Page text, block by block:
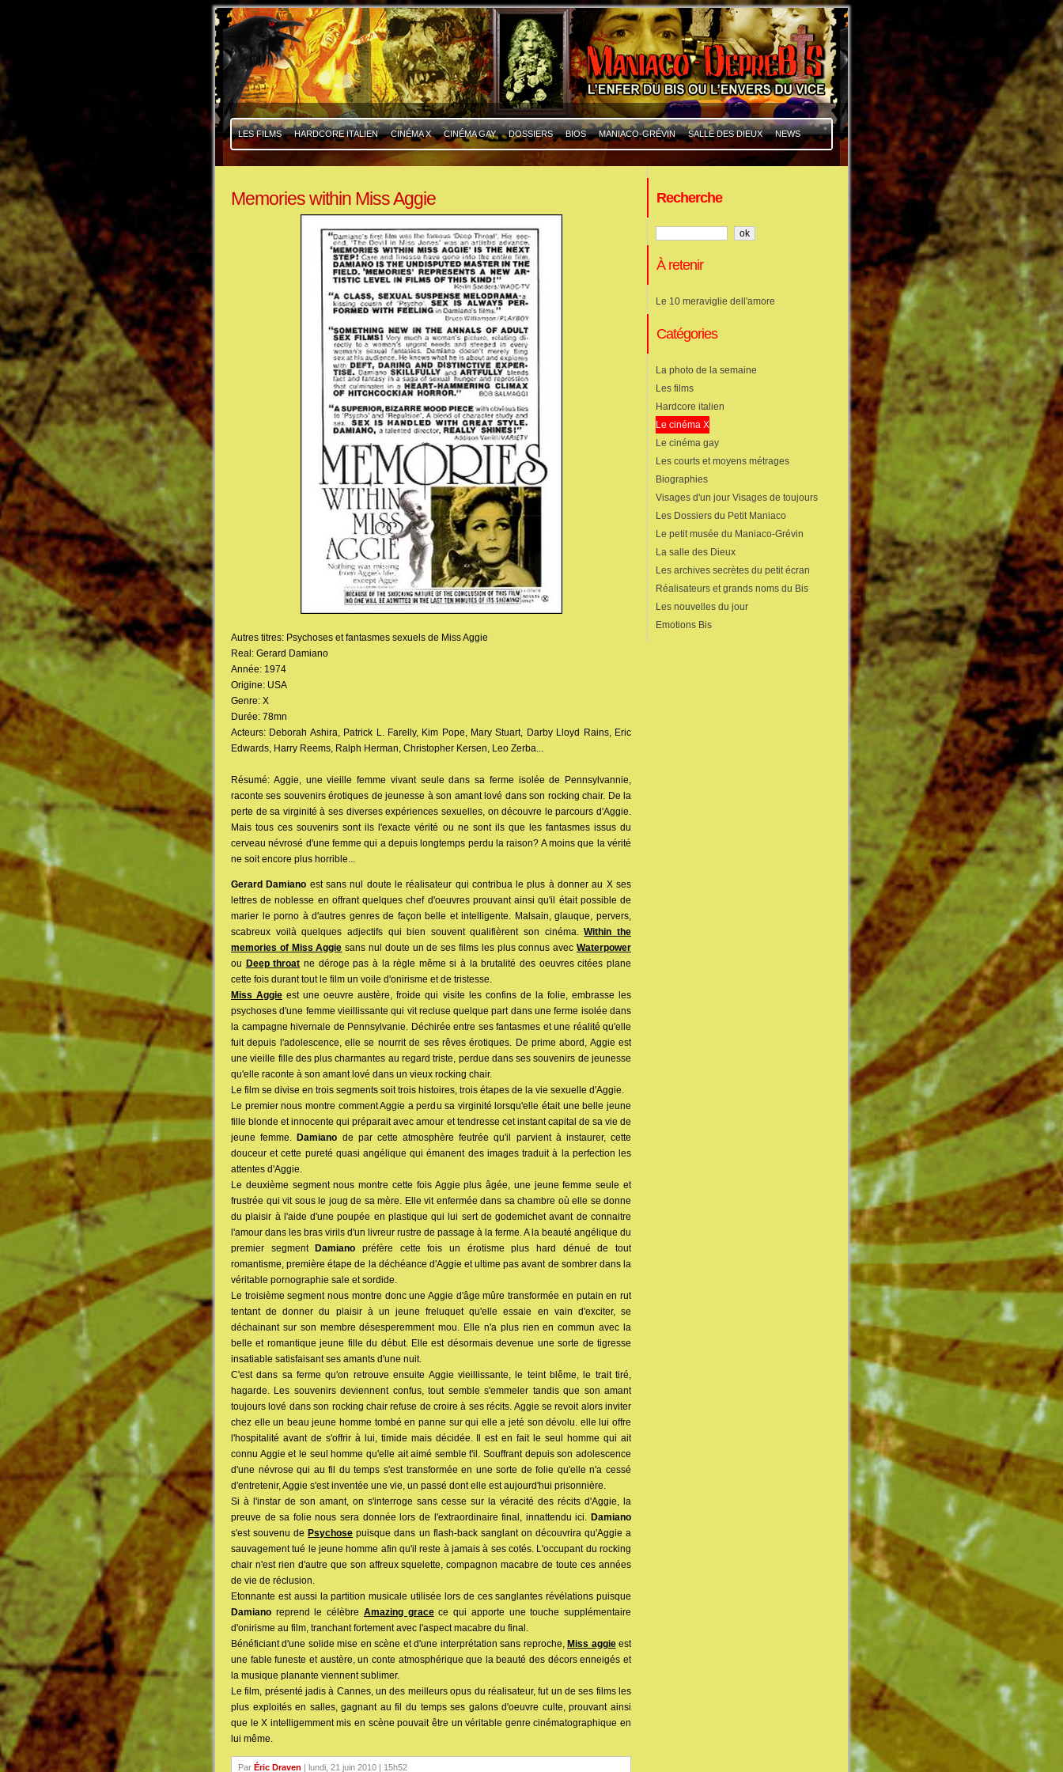
LES FILMS HARDCORE ITALIEN CINÉMA X CINÉMA GAY DOSSIERS BIOS MANIACO-GRÉVIN SALLE DES DIEUX NEWS
Memories within Miss Aggie
Autres titres: Psychoses et fantasmes sexuels de Miss Aggie
Real: Gerard Damiano
Année: 1974
Origine: USA
Genre: X
Durée: 78mn
Acteurs: Deborah Ashira, Patrick L. Farelly, Kim Pope, Mary Stuart, Darby Lloyd Rains, Eric
Edwards, Harry Reems, Ralph Herman, Christopher Kersen, Leo Zerba...
Résumé: Aggie, une vieille femme vivant seule dans sa ferme isolée de Pennsylvannie,
raconte ses souvenirs érotiques de jeunesse à son amant lové dans son rocking chair. De la
perte de sa virginité à ses diverses expériences sexuelles, on découvre le parcours d'Aggie.
Mais tous ces souvenirs sont ils l'exacte vérité ou ne sont ils que les fantasmes issus du
cerveau névrosé d'une femme qui a depuis longtemps perdu la raison? A moins que la vérité
ne soit encore plus horrible...
Gerard Damiano est sans nul doute le réalisateur qui contribua le plus à donner au X ses
lettres de noblesse en offrant quelques chef d'oeuvres prouvant ainsi qu'il était possible de
marier le porno à d'autres genres de façon belle et intelligente. Malsain, glauque, pervers,
scabreux voilà quelques adjectifs qui bien souvent qualifièrent son cinéma.Within the
memories of Miss Aggie sans nul doute un de ses films les plus connus avecWaterpower
ou Deep throat ne déroge pas à la règle même si à la brutalité des oeuvres citées plane
cette fois durant tout le film un voile d'onirisme et de tristesse.
Miss Aggie est une oeuvre austère, froide qui visite les confins de la folie, embrasse les
psychoses d'une femme vieillissante qui vit recluse quelque part dans une ferme isolée dans
la campagne hivernale de Pennsylvanie. Déchirée entre ses fantasmes et une réalité qu'elle
fuit depuis l'adolescence, elle se nourrit de ses rêves érotiques. De prime abord, Aggie est
une vieille fille des plus charmantes au regard triste, perdue dans ses souvenirs de jeunesse
qu'elle raconte à son amant lové dans un vieux rocking chair.
Le film se divise en trois segments soit trois histoires, trois étapes de la vie sexuelle d'Aggie.
Le premier nous montre comment Aggie a perdu sa virginité lorsqu'elle était une belle jeune
fille blonde et innocente qui préparait avec amour et tendresse cet instant capital de sa vie de
jeune femme. Damiano de par cette atmosphère feutrée qu'il parvient à instaurer, cette
douceur et cette pureté quasi angélique qui émanent des images traduit à la perfection les
attentes d'Aggie.
Le deuxième segment nous montre cette fois Aggie plus âgée, une jeune femme seule et
frustrée qui vit sous le joug de sa mère. Elle vit enfermée dans sa chambre où elle se donne
du plaisir à l'aide d'une poupée en plastique qui lui sert de godemichet avant de connaitre
l'amour dans les bras virils d'un livreur rustre de passage à la ferme. A la beauté angélique du
premier segment
Damiano préfère cette fois un érotisme plus hard dénué de tout
romantisme, première étape de la déchéance d'Aggie et ultime pas avant de sombrer dans la
véritable pornographie sale et sordide.
Le troisième segment nous montre donc une Aggie d'âge mûre transformée en putain en rut
tentant de donner du plaisir à un jeune freluquet qu'elle essaie en vain d'exciter, se
déchainant sur son membre désesperemment mou. Elle n'a plus rien en commun avec la
belle et romantique jeune fille du début. Elle est désormais devenue une sorte de tigresse
insatiable satisfaisant ses amants d'une nuit.
C'est dans sa ferme qu'on retrouve ensuite Aggie vieillissante, le teint blême, le trait tiré,
hagarde. Les souvenirs deviennent confus, tout semble s'emmeler tandis que son amant
toujours lové dans son rocking chair refuse de croire à ses récits. Aggie se revoit alors inviter
chez elle un beau jeune homme tombé en panne sur qui elle a jeté son dévolu. elle lui offre
l'hospitalité avant de s'offrir à lui, timide mais décidée. Il est en fait le seul homme qui ait
connu Aggie et le seul homme qu'elle ait aimé semble t'il. Souffrant depuis son adolescence
d'une névrose qui au fil du temps s'est transformée en une sorte de folie qu'elle n'a cessé
d'entretenir, Aggie s'est inventée une vie, un passé dont elle est aujourd'hui prisonnière.
Si à l'instar de son amant, on s'interroge sans cesse sur la véracité des récits d'Aggie, la
preuve de sa folie nous sera donnée lors de l'extraordinaire final, innattendu ici. Damiano
s'est souvenu de Psychose puisque dans un flash-back sanglant on découvrira qu'Aggie a
sauvagement tué le jeune homme afin qu'il reste à jamais à ses cotés. L'occupant du rocking
chair n'est rien d'autre que son affreux squelette, compagnon macabre de toute ces années
de vie de réclusion.
Etonnante est aussi la partition musicale utilisée lors de ces sanglantes révélations puisque
Damiano reprend le célèbre Amazing gracece qui apporte une touche supplémentaire
d'onirisme au film, tranchant fortement avec l'aspect macabre du final.
Bénéficiant d'une solide mise en scène et d'une interprétation sans reproche, Miss aggieest
une fable funeste et austère, un conte atmosphérique que la beauté des décors enneigés et
la musique planante viennent sublimer.
Le film, présenté jadis à Cannes, un des meilleurs opus du réalisateur, fut un de ses films les
plus exploités en salles, gagnant au fil du temps ses galons d'oeuvre culte, prouvant ainsi
que le X intelligemment mis en scène pouvait être un véritable genre cinématographique en
lui même.
Par Éric Draven | lundi, 21 juin 2010 | 15h52
Recherche
À retenir
Le 10 meraviglie dell'amore
Catégories
La photo de la semaine
Les films
Hardcore italien
Le cinéma X
Le cinéma gay
Les courts et moyens métrages
Biographies
Visages d'un jour Visages de toujours
Les Dossiers du Petit Maniaco
Le petit musée du Maniaco-Grévin
La salle des Dieux
Les archives secrètes du petit écran
Réalisateurs et grands noms du Bis
Les nouvelles du jour
Emotions Bis